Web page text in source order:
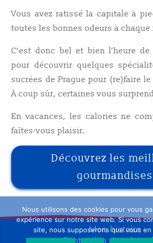
Vous avez ratissé la capitale à
toutes les bonnes odeurs à chaque
C’est donc bel et bien l’heure
pour découvrir quelques
sucrées de Prague pour (re)faire le
À coup sûr, certaines vous
En vacances, les calories ne
faîtes-vous plaisir.
Découvrez les
gourmandises
Mon histoire
Protection des
Nous utilisons des cookies pour vous
expérience sur notre site web. Si vous
site, nous supposerons que vous